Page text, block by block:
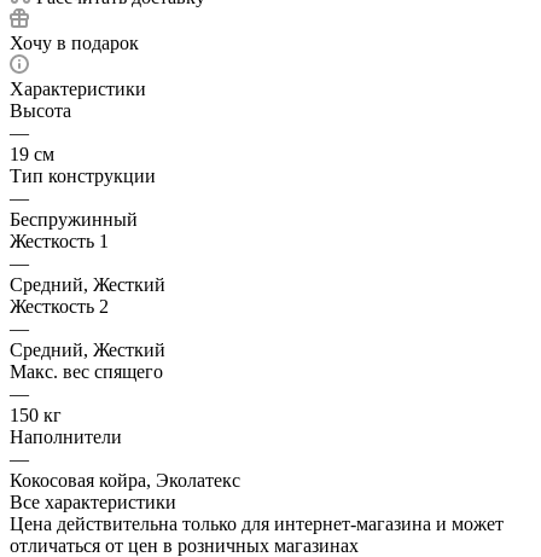
Хочу в подарок
Характеристики
Высота
—
19 см
Тип конструкции
—
Беспружинный
Жесткость 1
—
Средний, Жесткий
Жесткость 2
—
Средний, Жесткий
Макс. вес спящего
—
150 кг
Наполнители
—
Кокосовая койра, Эколатекс
Все характеристики
Цена действительна только для интернет-магазина и может
отличаться от цен в розничных магазинах